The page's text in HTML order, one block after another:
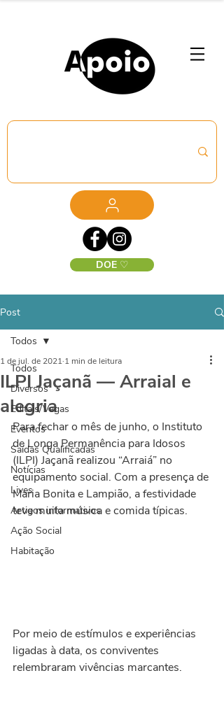
DOE ♡
Post
Todos
Diversos
Editais/Vagas
Eventos
Saídas Qualificadas
Notícias
Lives
Artigos informativos
Ação Social
Habitação
Todos
ILPI Jaçanã — Arraial e
alegria
1 de jul. de 2021 1 min de leitura
Para fechar o mês de junho, o Instituto
de Longa Permanência para Idosos
(ILPI) Jaçanã realizou “Arraiá” no
equipamento social. Com a presença de
Maria Bonita e Lampião, a festividade
teve muita música e comida típicas.
Por meio de estímulos e experiências
ligadas à data, os conviventes
relembraram vivências marcantes.